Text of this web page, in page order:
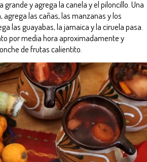
grande y agrega la canela y el piloncillo. Una
agrega las cañas, las manzanas y los
las guayabas, la jamaica y la ciruela pasa.
por media hora aproximadamente y
de frutas calientito.